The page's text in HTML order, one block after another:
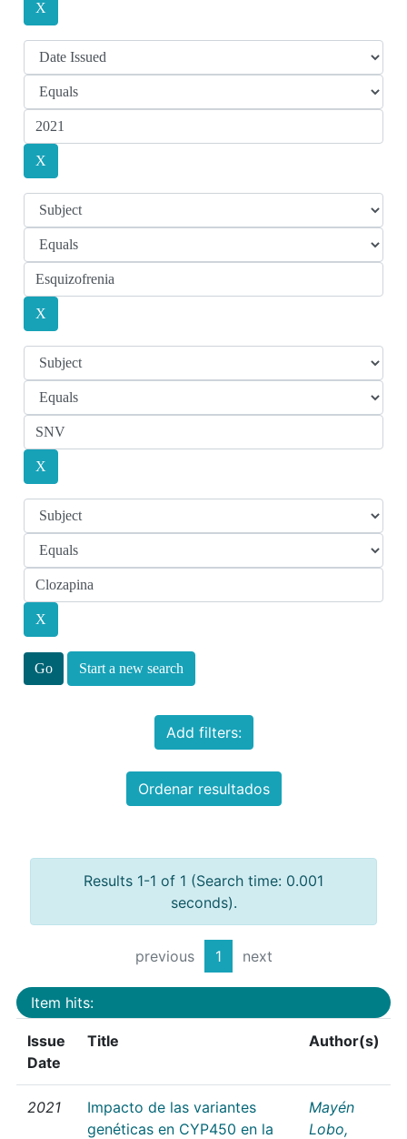
Start a new search
Add filters:
Ordenar resultados
Results 1-1 of 1 (Search time: 0.001
seconds).
previous 1 next
Item hits:
Issue
Date
Title Author(s)
2021
Impacto de las variantes
genéticas en CYP450 en la
Mayén
Lobo,